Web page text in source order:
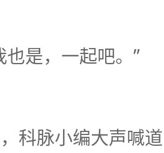
也是，一起吧。”
科脉小编大声喊